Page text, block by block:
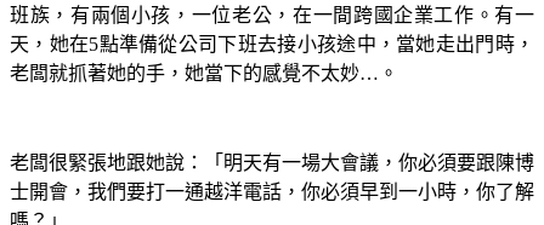
班族，有兩個小孩，一位老公，在一間跨國企業工作。有一
天，她在5點準備從公司下班去接小孩途中，當她走出門時，
老闆就抓著她的手，她當下的感覺不太妙…。
老闆很緊張地跟她說：「明天有一場大會議，你必須要跟陳博
士開會，我們要打一通越洋電話，你必須早到一小時，你了解